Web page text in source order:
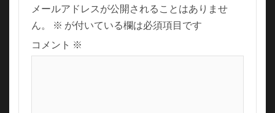
メールアドレスが公開されることはありませ
ん。
※ が付いている欄は必須項目です
コメント ※